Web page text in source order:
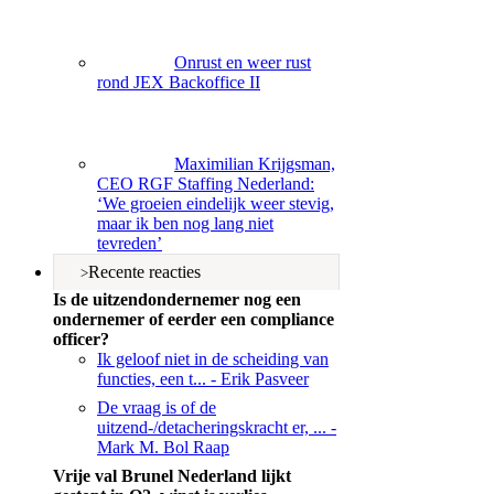
Onrust en weer rust
rond JEX Backoffice II
Maximilian Krijgsman,
CEO RGF Staffing Nederland:
‘We groeien eindelijk weer stevig,
maar ik ben nog lang niet
tevreden’
Recente reacties
Is de uitzendondernemer nog een
ondernemer of eerder een compliance
officer?
Ik geloof niet in de scheiding van
functies, een t... - Erik Pasveer
De vraag is of de
uitzend-/detacheringskracht er, ... -
Mark M. Bol Raap
Vrije val Brunel Nederland lijkt